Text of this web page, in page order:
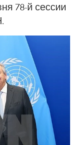
78-й сессии